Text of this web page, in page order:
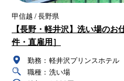
甲信越 / 長野県
【長野・軽井沢】洗い場の
件・直雇用］
勤務： 軽井沢プリンスホテル
職種： 洗い場